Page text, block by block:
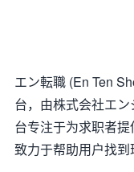
エン転職 (En Ten
台，由株式会社エ
台专注于为求职者提
致力于帮助用户找到